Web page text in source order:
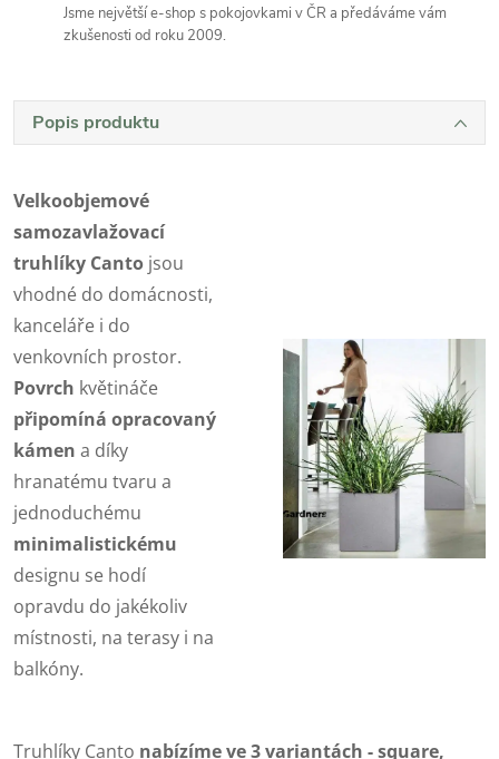
Jsme největší e-shop s pokojovkami v ČR a předáváme vám
zkušenosti od roku 2009.
Popis produktu
Velkoobjemové
samozavlažovací
truhlíky Canto jsou
vhodné do domácnosti,
kanceláře i do
venkovních prostor.
Povrch květináče
připomíná opracovaný
kámen a díky
hranatému tvaru a
jednoduchému
minimalistickému
designu se hodí
opravdu do jakékoliv
místnosti, na terasy i na
balkóny.
Truhlíky Canto nabízíme ve 3 variantách - square,